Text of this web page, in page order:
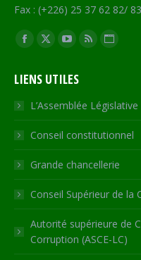
Fax : (+226) 25 37 62 82/ 83
Trouvez nous sur :
Facebook
opens
in
new
window
X
opens
in
new
window
YouTube
opens
in
new
window
RSS
in
new
window
Site
opens
in
new
LIENS UTILES
L’Assemblée
Conseil constitutionnel
Grande chancellerie
Conseil Supérieur de la
Autorité supérieure de
Corruption (ASCE-LC)